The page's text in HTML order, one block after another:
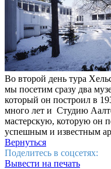
Во второй день тура
мы посетим сразу два
который он построил в
много лет и Студию
мастерскую, которую он
успешным и известным
Вернуться
Поделитесь в соцсетях:
Вывести на печать